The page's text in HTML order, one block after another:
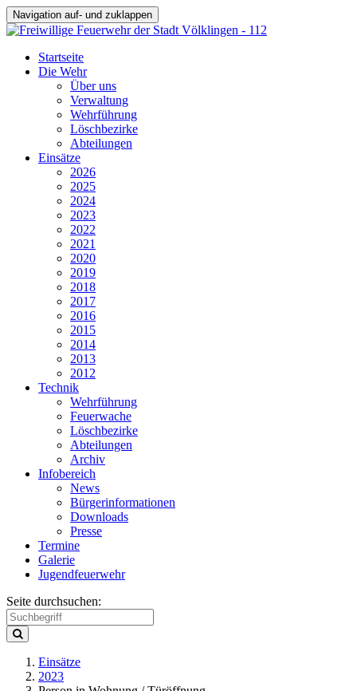
Navigation auf- und zuklappen
Startseite
Die Wehr
Über uns
Verwaltung
Wehrführung
Löschbezirke
Abteilungen
Einsätze
2026
2025
2024
2023
2022
2021
2020
2019
2018
2017
2016
2015
2014
2013
2012
Technik
Wehrführung
Feuerwache
Löschbezirke
Abteilungen
Archiv
Infobereich
News
Bürgerinformationen
Downloads
Presse
Termine
Galerie
Jugendfeuerwehr
Seite durchsuchen:
Einsätze
2023